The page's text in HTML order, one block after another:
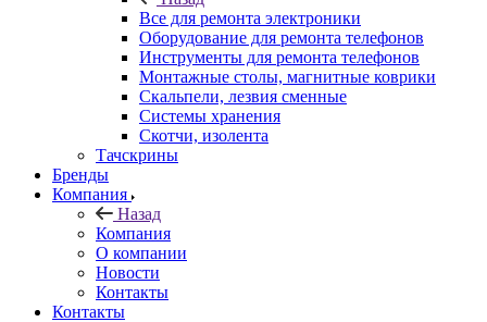
Все для ремонта электроники
Оборудование для ремонта телефонов
Инструменты для ремонта телефонов
Монтажные столы, магнитные коврики
Скальпели, лезвия сменные
Системы хранения
Скотчи, изолента
Тачскрины
Бренды
Компания
Назад
Компания
О компании
Новости
Контакты
Контакты